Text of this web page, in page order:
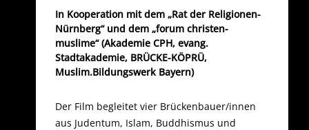
In Kooperation mit dem „Rat der Religionen-
Nürnberg“ und dem „forum christen-
muslime“(Akademie CPH, evang.
Stadtakademie, BRÜCKE-KÖPRÜ,
Muslim.Bildungswerk Bayern)
Der Film begleitet vier Brückenbauer/innen
aus Judentum, Islam, Buddhismus und